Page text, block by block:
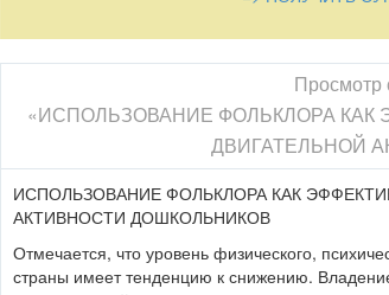
обусловленные жизненными реалиями. В
умственного развития и нравственного
распространение опыта использования
пространства при акценте на использование
повышения уровня ДА (двигательной
положительные результаты (подтвержденные
практических рекомендаций для всех
Данные наработки могут существенно
путей модернизации образования, встает
уровня владения личностью ценностями
Просмотр
«ИСПОЛЬЗОВАНИЕ ФОЛЬКЛОРА
ДВИГАТЕЛЬНОЙ
ИСПОЛЬЗОВАНИЕ ФОЛЬКЛОРА КАК
АКТИВНОСТИ ДОШКОЛЬНИКОВ
Отмечается, что уровень физического,
страны имеет тен­денцию к снижению.